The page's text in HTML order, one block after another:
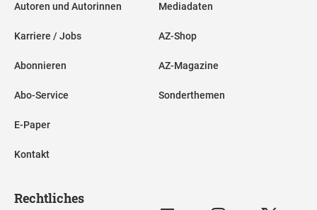
Autoren und Autorinnen
Karriere / Jobs
Abonnieren
Abo-Service
E-Paper
Kontakt
Mediadaten
AZ-Shop
AZ-Magazine
Sonderthemen
Rechtliches